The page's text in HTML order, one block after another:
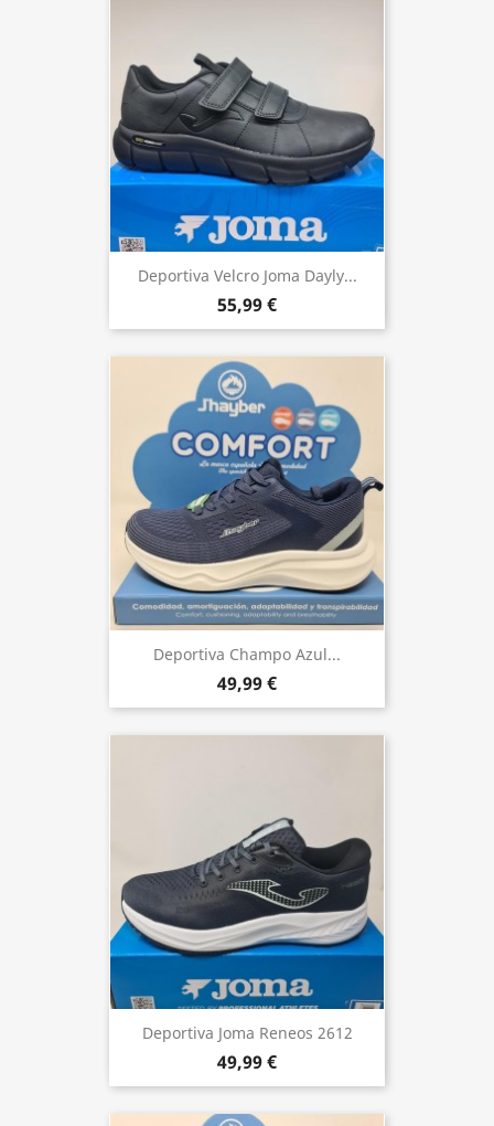
Deportiva Velcro Joma Dayly...
55,99 €
Deportiva Champo Azul...
49,99 €
Deportiva Joma Reneos 2612
49,99 €